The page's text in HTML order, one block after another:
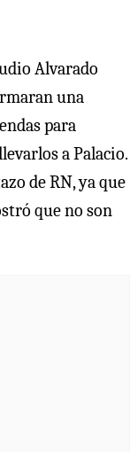
Alvarado
una
para
a Palacio.
de RN, ya que
que no son